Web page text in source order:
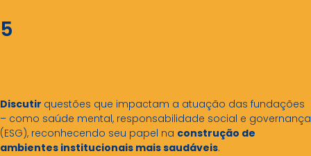
5
Discutir questões que impactam a atuação das fundações
– como saúde mental, responsabilidade social e governança
(ESG), reconhecendo seu papel na construção de
ambientes institucionais mais saudáveis.